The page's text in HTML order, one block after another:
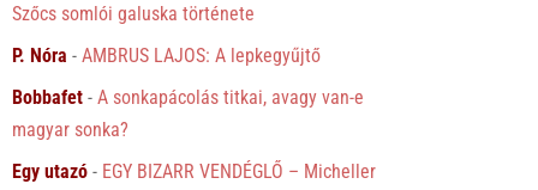
Szőcs somlói galuska története
P. Nóra -AMBRUS LAJOS: A lepkegyűjtő
Bobbafet -A sonkapácolás titkai, avagy van-e
magyar sonka?
Egy utazó - EGY BIZARR VENDÉGLŐ – Micheller